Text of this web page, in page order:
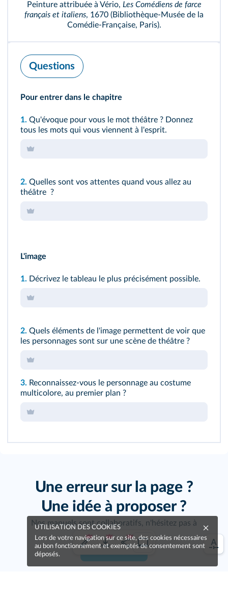
Peinture attribuée à Vério, Les Comédiens de farce
français et italiens, 1670 (Bibliothèque-Musée de la
Comédie-Française, Paris).
Questions
Pour entrer dans le chapitre
1. Qu'évoque pour vous le mot théâtre ? Donnez
tous les mots qui vous viennent à l'esprit.
2. Quelles sont vos attentes quand vous allez au
théâtre ?
L'image
1. Décrivez le tableau le plus précisément possible.
2. Quels éléments de l'image permettent de voir que
les personnages sont sur une scène de théâtre ?
3. Reconnaissez-vous le personnage au costume
multicolore, au premier plan ?
Une erreur sur la page ?
Une idée à proposer ?
Nos manuels sont collaboratifs, n'hésitez pas à
nous en faire part.
Je contribue !
UTILISATION DES COOKIES
Lors de votre navigation sur ce site, des cookies nécessaires
au bon fonctionnement et exemptés de consentement sont
déposés.